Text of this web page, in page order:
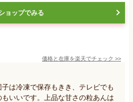
ョップでみる
価格と在庫を楽天でチェック >>
は冷凍で保存もきき、テレビでも
いいです。上品な甘さの粒あんは